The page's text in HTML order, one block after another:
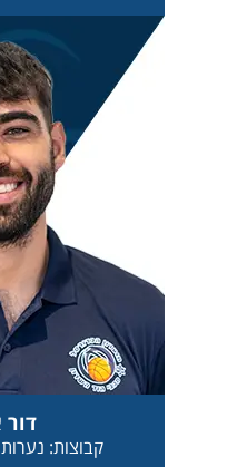
דור
קבוצות: